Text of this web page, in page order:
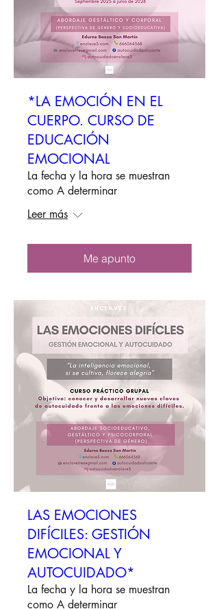
*LA EMOCIÓN EN EL
CUERPO. CURSO DE
EDUCACIÓN
EMOCIONAL
La fecha y la hora se muestran
como A determinar
Leer más
Me apunto
LAS EMOCIONES
DIFÍCILES: GESTIÓN
EMOCIONAL Y
AUTOCUIDADO*
La fecha y la hora se muestran
como A determinar